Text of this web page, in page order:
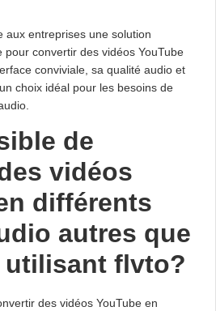
aux entreprises une solution
pour convertir des vidéos YouTube
conviviale, sa qualité audio et
choix idéal pour les besoins de
de
vidéos
différents
autres que
utilisant flvto?
des vidéos YouTube en